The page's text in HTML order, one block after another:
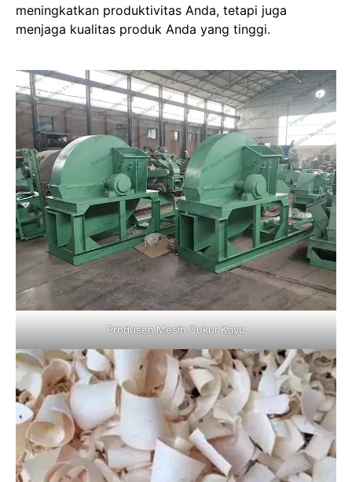
meningkatkan produktivitas Anda, tetapi juga
menjaga kualitas produk Anda yang tinggi.
Produsen Mesin Cukur Kayu